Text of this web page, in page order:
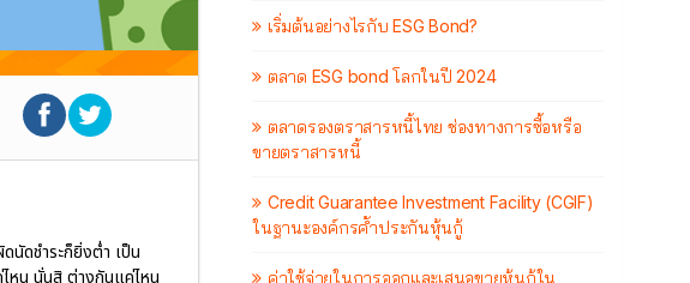
นัดชำระก็ยิ่งต่ำ เป็น
หน นั่นสิ ต่างกันแค่ไหน
เริ่มต้นอย่างไรกับ ESG Bond?
ตลาด ESG bond โลกในปี 2024
ตลาดรองตราสารหนี้ไทย ช่องทางการซื้อหรือ
ขายตราสารหนี้
Credit Guarantee Investment Facility (CGIF)
ในฐานะองค์กรค้ำประกันหุ้นกู้
ค่าใช้จ่ายในการออกและเสนอขายหุ้นกู้ใน